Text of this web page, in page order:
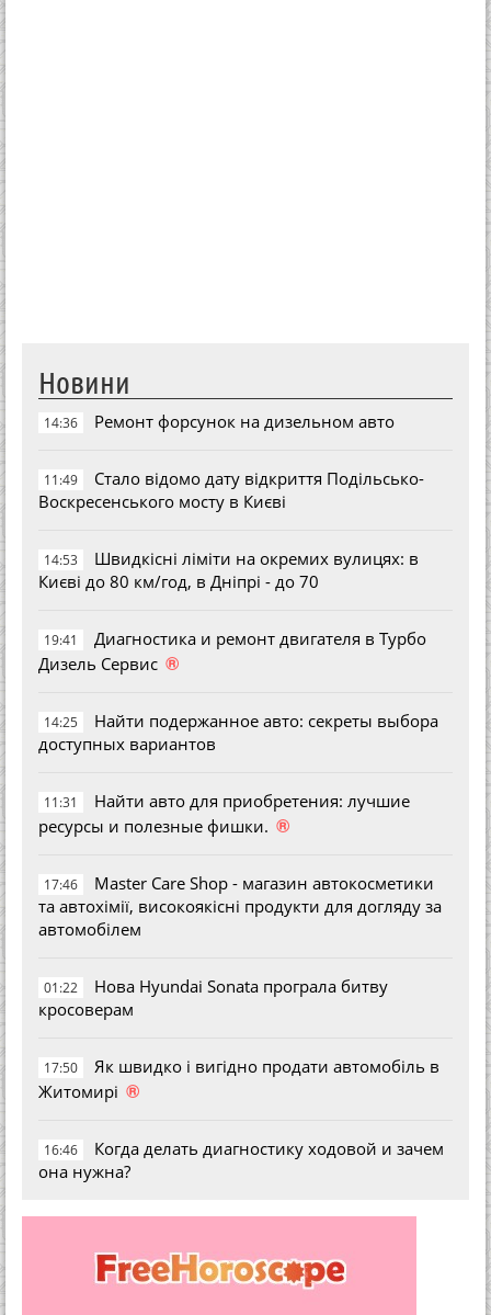
Новини
14:36 Ремонт форсунок на дизельном авто
11:49
Стало відомо дату відкриття Подільсько-
Воскресенського мосту в Києві
14:53
Швидкісні ліміти на окремих вулицях: в
Києві до 80 км/год, в Дніпрі - до 70
19:41
Диагностика и ремонт двигателя в Турбо
Дизель Сервис ®
14:25
Найти подержанное авто: секреты выбора
доступных вариантов
11:31
Найти авто для приобретения: лучшие
ресурсы и полезные фишки. ®
17:46
Master Care Shop - магазин автокосметики
та автохімії, високоякісні продукти для догляду за
автомобілем
01:22
Нова Hyundai Sonata програла битву
кросоверам
17:50
Як швидко і вигідно продати автомобіль в
Житомирі ®
16:46
Когда делать диагностику ходовой и зачем
она нужна?